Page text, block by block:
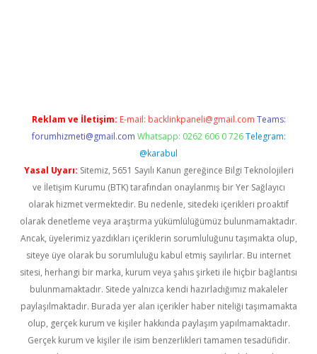
Reklam ve İletişim: E-mail: backlinkpaneli@gmail.com Teams:
forumhizmeti@gmail.com Whatsapp: 0262 606 0 726 Telegram:
@karabul
Yasal Uyarı: Sitemiz, 5651 Sayılı Kanun gereğince Bilgi Teknolojileri
ve İletişim Kurumu (BTK) tarafından onaylanmış bir Yer Sağlayıcı
olarak hizmet vermektedir. Bu nedenle, sitedeki içerikleri proaktif
olarak denetleme veya araştırma yükümlülüğümüz bulunmamaktadır.
Ancak, üyelerimiz yazdıkları içeriklerin sorumluluğunu taşımakta olup,
siteye üye olarak bu sorumluluğu kabul etmiş sayılırlar. Bu internet
sitesi, herhangi bir marka, kurum veya şahıs şirketi ile hiçbir bağlantısı
bulunmamaktadır. Sitede yalnızca kendi hazırladığımız makaleler
paylaşılmaktadır. Burada yer alan içerikler haber niteliği taşımamakta
olup, gerçek kurum ve kişiler hakkında paylaşım yapılmamaktadır.
Gerçek kurum ve kişiler ile isim benzerlikleri tamamen tesadüfidir.